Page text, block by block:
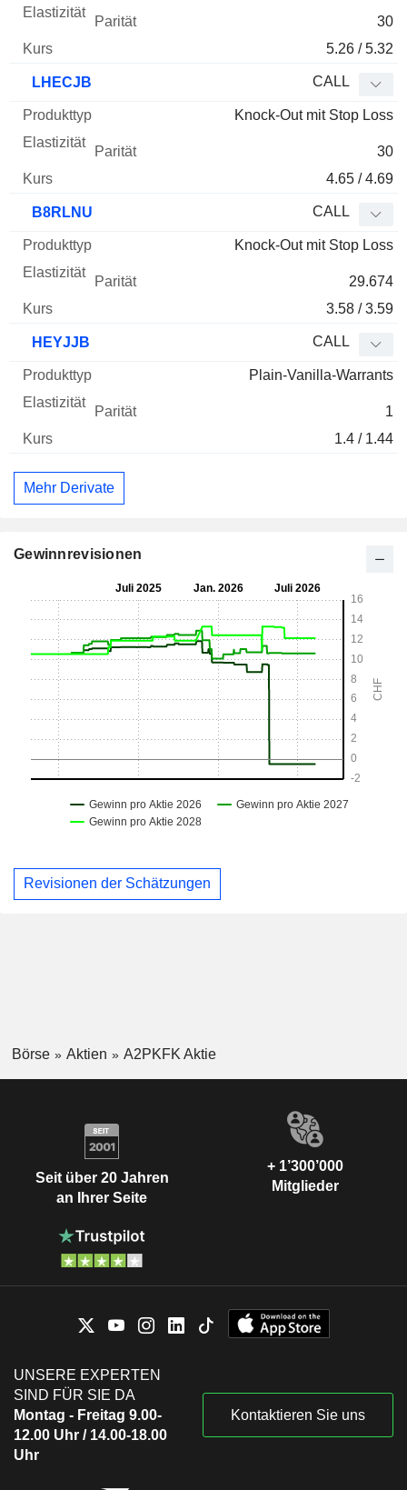
30
5.26 / 5.32
LHECJB CALL
Knock-Out mit Stop Loss
30
4.65 / 4.69
B8RLNU CALL
Knock-Out mit Stop Loss
29.674
3.58 / 3.59
HEYJJB CALL
Plain-Vanilla-Warrants
1
1.4 / 1.44
Mehr Derivate
Gewinnrevisionen
Revisionen der Schätzungen
Börse Aktien A2PKFK Aktie
Seit über 20 Jahren
an Ihrer Seite
+ 1’300’000
Mitglieder
UNSERE EXPERTEN
SIND FÜR SIE DA
Montag - Freitag 9.00-
12.00 Uhr / 14.00-18.00
Uhr
Kontaktieren Sie uns